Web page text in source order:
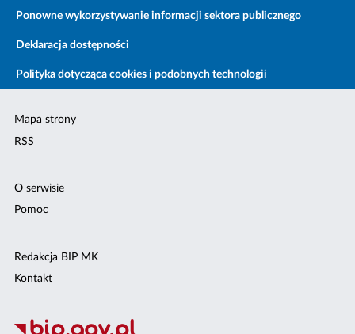
Ponowne wykorzystywanie informacji sektora publicznego
Deklaracja dostępności
Polityka dotycząca cookies i podobnych technologii
Mapa strony
RSS
O serwisie
Pomoc
Redakcja BIP MK
Kontakt